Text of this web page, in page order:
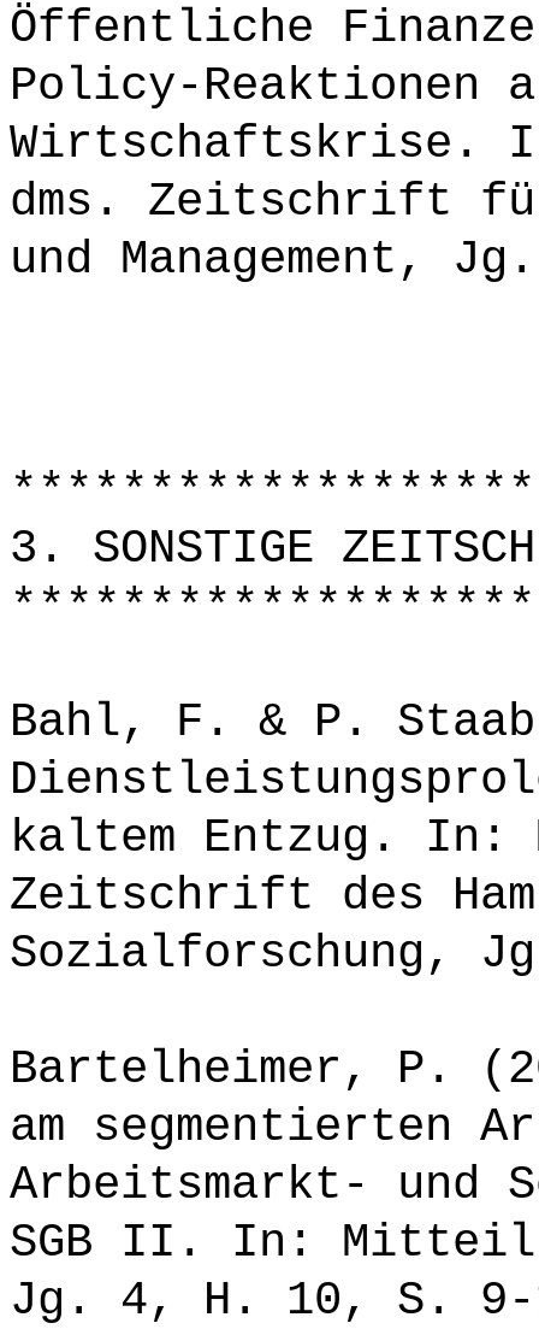
Öffentliche
Policy-Reaktionen
Wirtschaftskrise.
dms. Zeitschrift
und Management,
3. SONSTIGE
Bahl, F. & P.
kaltem Entzug. In:
Zeitschrift des
Sozialforschung,
Bartelheimer, P.
am segmentierten
Arbeitsmarkt- und
SGB II. In:
Jg. 4, H. 10, S. 9-